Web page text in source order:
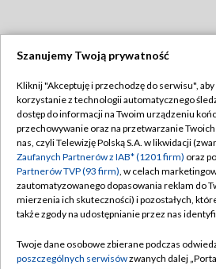
TVP
Abonament TVP
Emisja w TVP
Centrum informacji TVP
Naziemna Telewizja Cyfrowa
Rada Programowa
Regulamin
Polityka
Moje zgody
Pomoc
Kontakt
Szanujemy Twoją prywatność
Kliknij "Akceptuję i przechodzę do serwisu",
korzystanie z technologii automatycznego
dostęp do informacji na Twoim urządzeniu
przechowywanie oraz na przetwarzanie
nas, czyli Telewizję Polską S.A. w likwidacji
Zaufanych Partnerów z IAB* (1201 firm) oraz
Partnerów TVP (93 firm), w celach
zautomatyzowanego dopasowania reklam do
mierzenia ich skuteczności) i pozostałych,
także zgody na udostępnianie przez nas
Twoje dane osobowe zbierane podczas
poszczególnych serwisówzwanych dalej